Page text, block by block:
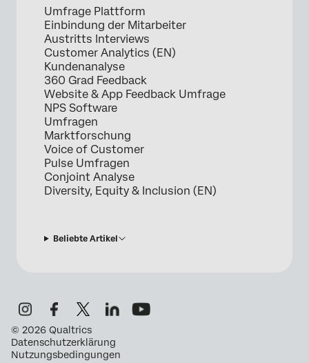
Umfrage Plattform
Einbindung der Mitarbeiter
Austritts Interviews
Customer Analytics (EN)
Kundenanalyse
360 Grad Feedback
Website & App Feedback Umfrage
NPS Software
Umfragen
Marktforschung
Voice of Customer
Pulse Umfragen
Conjoint Analyse
Diversity, Equity & Inclusion (EN)
Beliebte Artikel
© 2026 Qualtrics
Datenschutzerklärung
Nutzungsbedingungen